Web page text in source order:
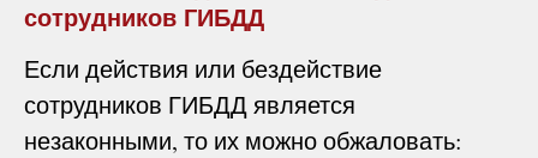
сотрудников ГИБДД
Если действия или бездействие
сотрудников ГИБДД является
незаконными, то их можно обжаловать: